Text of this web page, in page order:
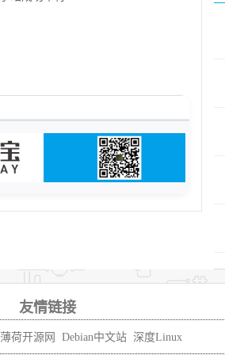
友情链接
薄荷开源网 Debian中文站 深度Linux